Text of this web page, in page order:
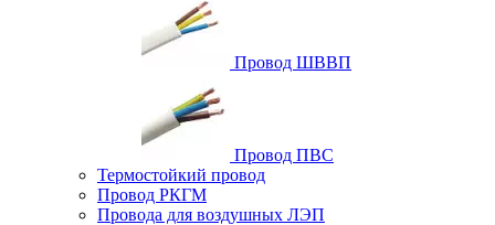
Провод ШВВП
Провод ПВС
Термостойкий провод
Провод РКГМ
Провода для воздушных ЛЭП